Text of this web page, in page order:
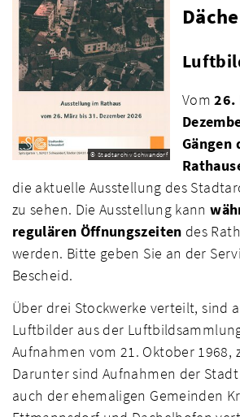
© Stadtarchiv Schwandorf
Vom26.
Gängen
die aktuelle Ausstellung des
zu sehen. Die Ausstellung kann
regulären Öffnungszeiten des
werden. Bitte geben Sie an der
Bescheid.
Über drei Stockwerke verteilt, sind
Luftbilder aus der
Aufnahmen vom 21. Oktober 1968,
Darunter sind Aufnahmen der
auch der ehemaligen Gemeinden